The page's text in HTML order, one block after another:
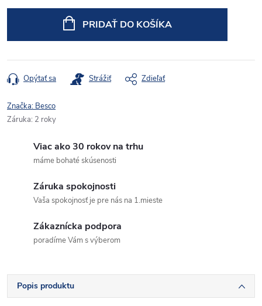
PRIDAŤ DO KOŠÍKA
Opýtať sa Strážiť Zdieľať
Značka: Besco
Záruka: 2 roky
Viac ako 30 rokov na trhu
máme bohaté skúsenosti
Záruka spokojnosti
Vaša spokojnosť je pre nás na 1.mieste
Zákaznícka podpora
poradíme Vám s výberom
Popis produktu